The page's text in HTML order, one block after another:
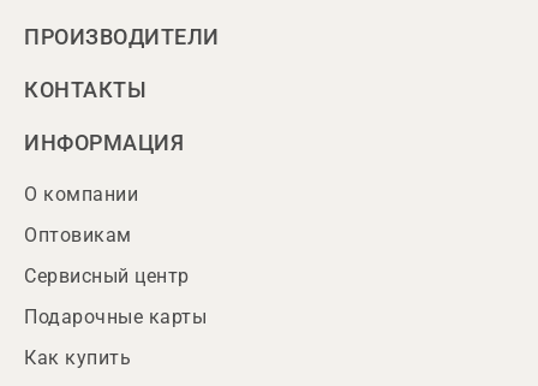
ПРОИЗВОДИТЕЛИ
КОНТАКТЫ
ИНФОРМАЦИЯ
О компании
Оптовикам
Сервисный центр
Подарочные карты
Как купить